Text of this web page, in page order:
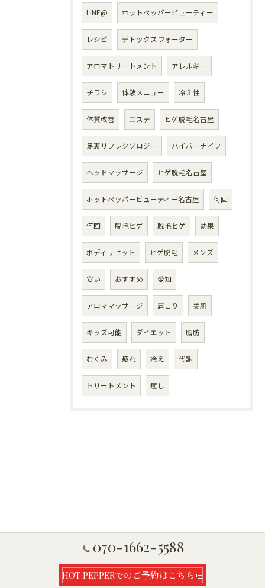
LINE@ ホットペッパービューティー
レシピ デトックスウォーター
アロマトリートメント アレルギー
チラシ 体験メニュー 冷え性
体質改善 エステ ヒゲ脱毛名古屋
足裏リフレクソロジー ハイパーナイフ
ヘッドマッサージ ヒゲ脱毛名古屋
ホットペッパービューティー名古屋 何回
何回 脱毛ヒゲ 脱毛ヒゲ 効果
ボディリセット ヒゲ脱毛 メンズ
安い おすすめ 愛知
アロママッサージ 肩こり 美肌
キッズ可能 ダイエット 脂肪
むくみ 疲れ 冷え 代謝
トリートメント 癒し
070-1662-5588
HOT PEPPERでのご予約はこちら